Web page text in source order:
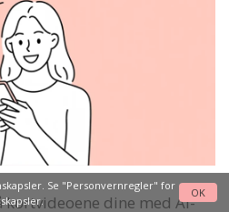
kortvideoene dine med AI-
Se "Personvernregler" for
OK